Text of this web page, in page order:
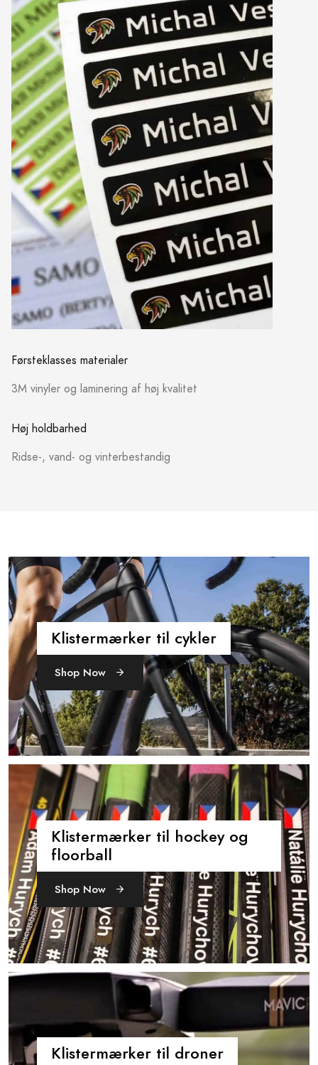
Førsteklasses materialer
3M vinyler og laminering af høj kvalitet
Høj holdbarhed
Ridse-, vand- og vinterbestandig
Klistermærker til cykler
Shop Now
Klistermærker til hockey og
floorball
Shop Now
Klistermærker til droner